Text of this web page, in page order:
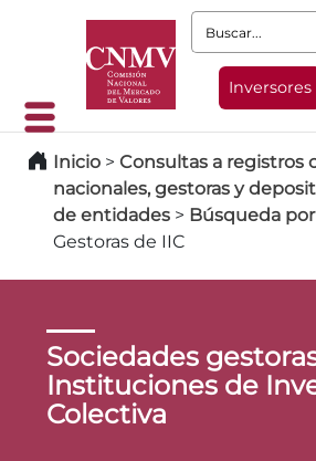
Buscar:
Inversores
Inicio > Consultas a registros
nacionales, gestoras y
de entidades > Búsqueda
Gestoras de IIC
Sociedades
Instituciones de
Colectiva